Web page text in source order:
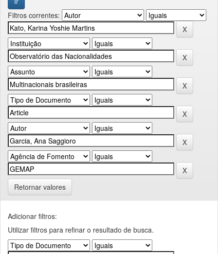
Filtros correntes:
Retornar valores
Adicionar filtros:
Utilizar filtros para refinar o resultado de busca.